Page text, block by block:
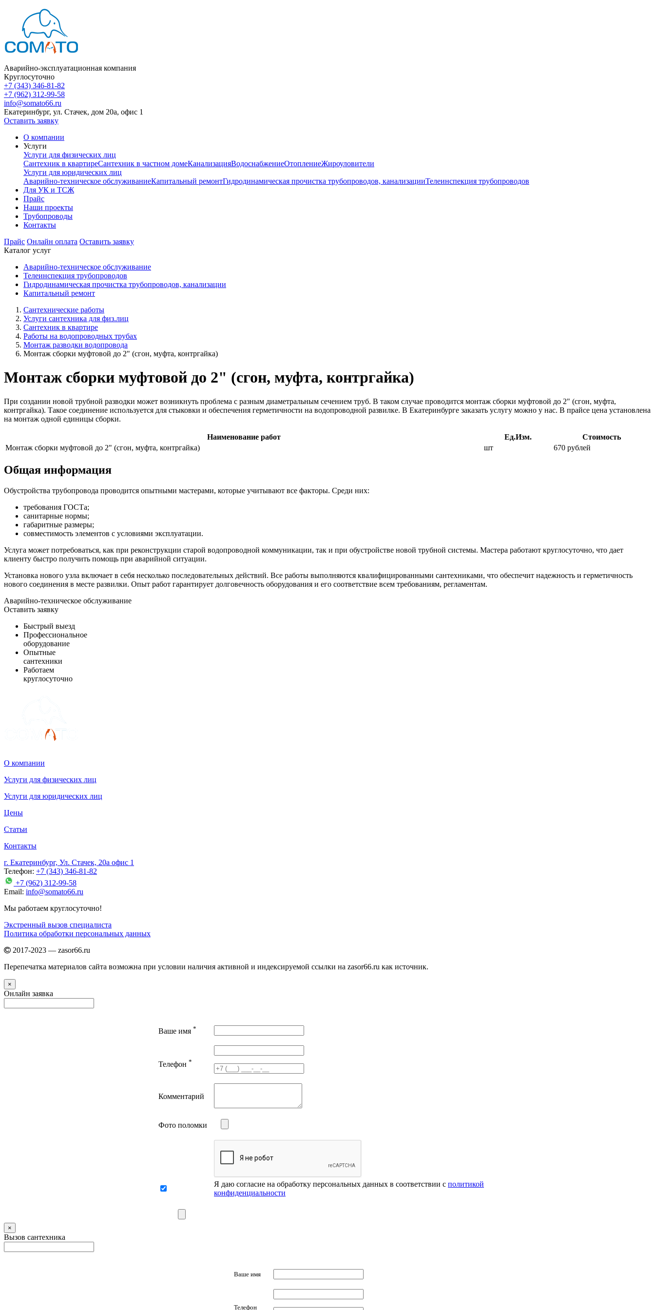
Аварийно-эксплуатационная компания
Круглосуточно
+7 (343) 346-81-82
+7 (962) 312-99-58
info@somato66.ru
Екатеринбург, ул. Стачек, дом 20а, офис 1
Оставить заявку
О компании
Услуги
Услуги для физических лиц
Сантехник в квартиреСантехник в частном домеКанализацияВодоснабжениеОтоплениеЖироуловители
Услуги для юридических лиц
Аварийно-техническое обслуживаниеКапитальный ремонтГидродинамическая прочистка трубопроводов, канализацииТелеинспекция трубопроводов
Для УК и ТСЖ
Прайс
Наши проекты
Трубопроводы
Контакты
Прайс Онлайн оплата Оставить заявку
Каталог услуг
Аварийно-техническое обслуживание
Телеинспекция трубопроводов
Гидродинамическая прочистка трубопроводов, канализации
Капитальный ремонт
Сантехнические работы
Услуги сантехника для физ.лиц
Сантехник в квартире
Работы на водопроводных трубах
Монтаж разводки водопровода
Монтаж сборки муфтовой до 2" (сгон, муфта, контргайка)
Монтаж сборки муфтовой до 2" (сгон, муфта, контргайка)
При создании новой трубной разводки может возникнуть проблема с разным диаметральным сечением труб. В таком случае проводится монтаж сборки муфтовой до 2" (сгон, муфта,
контргайка). Такое соединение используется для стыковки и обеспечения герметичности на водопроводной развилке. В Екатеринбурге заказать услугу можно у нас. В прайсе цена установлена
на монтаж одной единицы сборки.
Наименование работ Ед.Изм.
Стоимость
Монтаж сборки муфтовой до 2" (сгон, муфта, контргайка)
шт 670 рублей
Общая информация
Обустройства трубопровода проводится опытными мастерами, которые учитывают все факторы. Среди них:
требования ГОСТа;
санитарные нормы;
габаритные размеры;
совместимость элементов с условиями эксплуатации.
Услуга может потребоваться, как при реконструкции старой водопроводной коммуникации, так и при обустройстве новой трубной системы. Мастера работают круглосуточно, что дает
клиенту быстро получить помощь при аварийной ситуации.
Установка нового узла включает в себя несколько последовательных действий. Все работы выполняются квалифицированными сантехниками, что обеспечит надежность и герметичность
нового соединения в месте развилки. Опыт работ гарантирует долговечность оборудования и его соответствие всем требованиям, регламентам.
Аварийно-техническое обслуживание
Оставить заявку
Быстрый выезд
Профессиональное
оборудование
Опытные
сантехники
Работаем
круглосуточно
О компании
Услуги для физических лиц
Услуги для юридических лиц
Цены
Статьи
Контакты
г. Екатеринбург, Ул. Стачек, 20а офис 1
Телефон: +7 (343) 346-81-82
+7 (962) 312-99-58
Email: info@somato66.ru
Мы работаем круглосуточно!
Экстренный вызов специалиста
Политика обработки персональных данных
2017-2023 — zasor66.ru
Перепечатка материалов сайта возможна при условии наличия активной и индексируемой ссылки на zasor66.ru как источник.
×
Онлайн заявка
Ваше имя *
Телефон *
Комментарий
Фото поломки
Я даю согласие на обработку персональных данных в соответствии с политикой
конфиденциальности
×
Вызов сантехника
Ваше имя
Телефон